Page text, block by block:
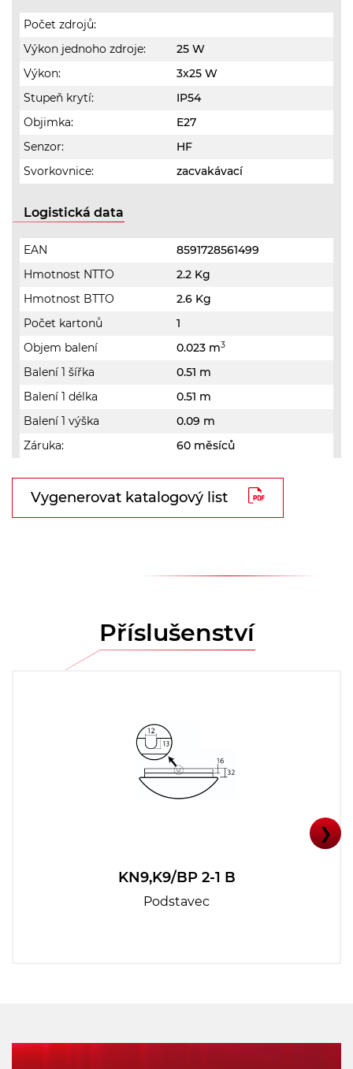
Počet zdrojů:
Výkon jednoho zdroje:
25 W
Výkon:
3x25 W
Stupeň krytí:
IP54
Objimka:
E27
Senzor:
HF
Svorkovnice:
zacvakávací
Logistická data
EAN
8591728561499
Hmotnost NTTO
2.2 Kg
Hmotnost BTTO
2.6 Kg
Počet kartonů
1
Objem balení
0.023 m3
Balení 1 šířka
0.51 m
Balení 1 délka
0.51 m
Balení 1 výška
0.09 m
Záruka:
60 měsíců
Vygenerovat katalogový list
Příslušenství
KN9,K9/BP 2-1 B
Podstavec
❯